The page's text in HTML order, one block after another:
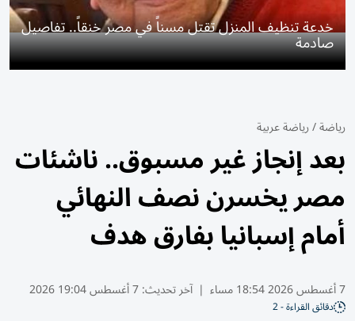
خدعة تنظيف المنزل تقتل مسناً في مصر خنقاً.. تفاصيل
صادمة
رياضة/رياضة عربية
بعد إنجاز غير مسبوق.. ناشئات
مصر يخسرن نصف النهائي
أمام إسبانيا بفارق هدف
7 أغسطس 2026 18:54 مساء | آخر تحديث:7 أغسطس 19:04 2026
دقائق القراءة - 2